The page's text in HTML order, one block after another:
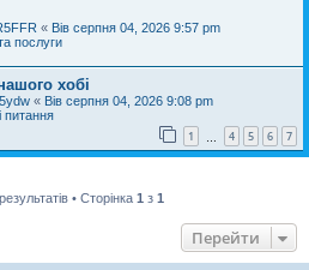
« Вів серпня 04, 2026 9:57 pm
послуги
хобі
« Вів серпня 04, 2026 9:08 pm
питання
1 4 5 6 7
• Сторінка 1 з 1
Перейти